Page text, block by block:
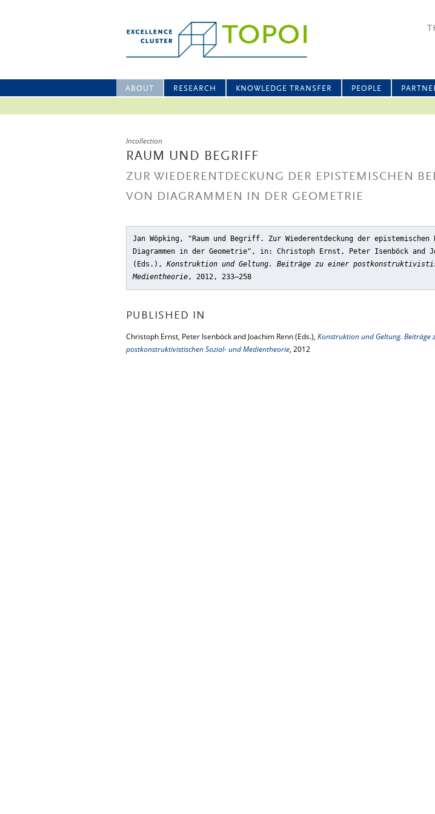
ABOUT RESEARCH KNOWLEDGE TRANSFER PEOPLE
Incollection
RAUM UND BEGRIFF
ZUR WIEDERENTDECKUNG DER EPISTEMISCHEN
VON DIAGRAMMEN IN DER GEOMETRIE
Jan Wöpking, "Raum und Begriff. Zur Wiederentdeckung der epistemischen
Diagrammen in der Geometrie" , in: Christoph Ernst, Peter Isenböck and
(Eds.), Konstruktion und Geltung. Beiträge zu einer
Medientheorie, 2012, 233–258
PUBLISHED IN
Christoph Ernst, Peter Isenböck and Joachim Renn (Eds.), Konstruktion und Geltung. Beiträge
postkonstruktivistischen Sozial- und Medientheorie, 2012